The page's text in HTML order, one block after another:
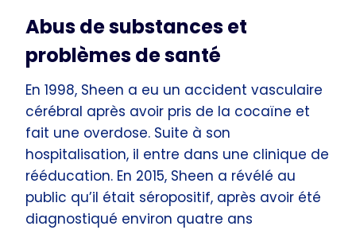
Abus de substances et
problèmes de santé
En 1998, Sheen a eu un accident vasculaire
cérébral après avoir pris de la cocaïne et
fait une overdose. Suite à son
hospitalisation, il entre dans une clinique de
rééducation. En 2015, Sheen a révélé au
public qu’il était séropositif, après avoir été
diagnostiqué environ quatre ans